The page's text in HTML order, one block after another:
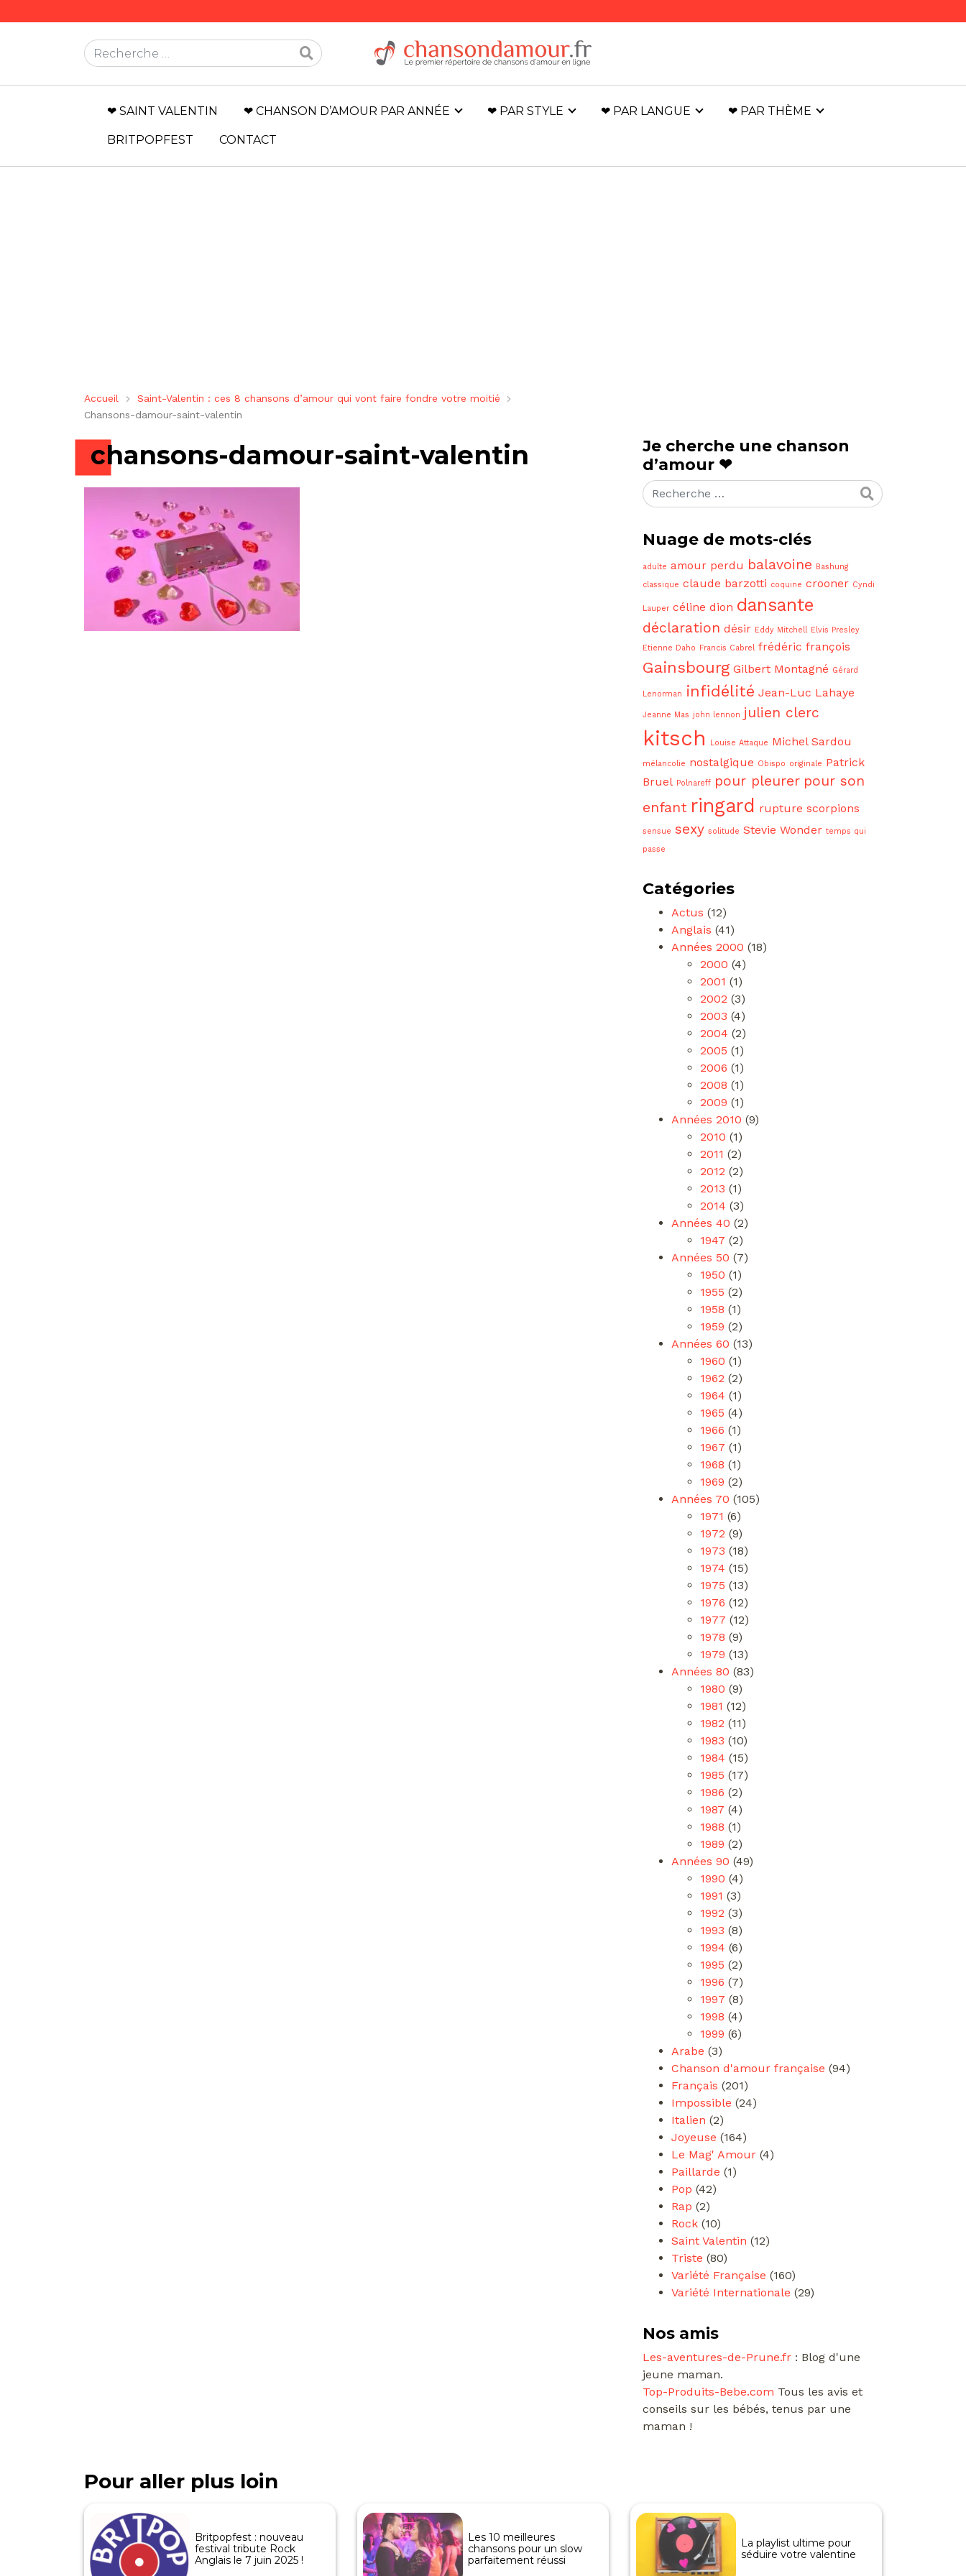
Rechercher
❤ SAINT VALENTIN ❤ CHANSON D’AMOUR PAR ANNÉE ❤ PAR STYLE ❤ PAR LANGUE ❤ PAR THÈME
BRITPOPFEST CONTACT
Accueil
Saint-Valentin : ces 8 chansons d’amour qui vont faire fondre votre moitié
Chansons-damour-saint-valentin
chansons-damour-saint-valentin
Je cherche une chanson
d’amour ❤
Rechercher
Nuage de mots-clés
adulte amour perdu balavoine Bashung
classique claude barzotti coquine crooner Cyndi
Lauper céline dion dansante
déclaration désir Eddy Mitchell Elvis Presley
Etienne Daho Francis Cabrel frédéric françois
Gainsbourg Gilbert Montagné Gérard
Lenorman infidélité Jean-Luc Lahaye
Jeanne Mas john lennon julien clerc
kitsch Louise Attaque Michel Sardou
mélancolie nostalgique Obispo originale Patrick
Bruel Polnareff pour pleurer pour son
enfant ringard rupture scorpions
sensue sexy solitude Stevie Wonder temps qui
passe
Catégories
Actus (12)
Anglais (41)
Années 2000 (18)
2000 (4)
2001 (1)
2002 (3)
2003 (4)
2004 (2)
2005 (1)
2006 (1)
2008 (1)
2009 (1)
Années 2010 (9)
2010 (1)
2011 (2)
2012 (2)
2013 (1)
2014 (3)
Années 40 (2)
1947 (2)
Années 50 (7)
1950 (1)
1955 (2)
1958 (1)
1959 (2)
Années 60 (13)
1960 (1)
1962 (2)
1964 (1)
1965 (4)
1966 (1)
1967 (1)
1968 (1)
1969 (2)
Années 70 (105)
1971 (6)
1972 (9)
1973 (18)
1974 (15)
1975 (13)
1976 (12)
1977 (12)
1978 (9)
1979 (13)
Années 80 (83)
1980 (9)
1981 (12)
1982 (11)
1983 (10)
1984 (15)
1985 (17)
1986 (2)
1987 (4)
1988 (1)
1989 (2)
Années 90 (49)
1990 (4)
1991 (3)
1992 (3)
1993 (8)
1994 (6)
1995 (2)
1996 (7)
1997 (8)
1998 (4)
1999 (6)
Arabe (3)
Chanson d'amour française (94)
Français (201)
Impossible (24)
Italien (2)
Joyeuse (164)
Le Mag' Amour (4)
Paillarde (1)
Pop (42)
Rap (2)
Rock (10)
Saint Valentin (12)
Triste (80)
Variété Française (160)
Variété Internationale (29)
Nos amis
Les-aventures-de-Prune.fr : Blog d'une
jeune maman.
Top-Produits-Bebe.com Tous les avis et
conseils sur les bébés, tenus par une
maman !
Pour aller plus loin
Britpopfest : nouveau
festival tribute Rock
Anglais le 7 juin 2025 !
Les 10 meilleures
chansons pour un slow
parfaitement réussi
La playlist ultime pour
séduire votre valentine